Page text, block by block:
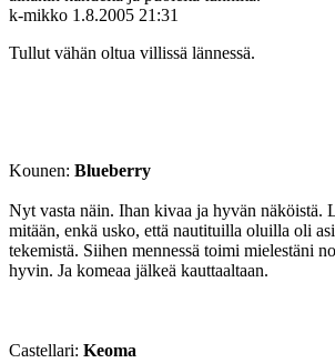
k-mikko 1.8.2005 21:31
Tullut vähän oltua villissä lännessä.
Kounen: Blueberry
Nyt vasta näin. Ihan kivaa ja hyvän näköistä.
mitään, enkä usko, että nautituilla oluilla oli
tekemistä. Siihen mennessä toimi mielestäni
hyvin. Ja komeaa jälkeä kauttaaltaan.
Castellari: Keoma